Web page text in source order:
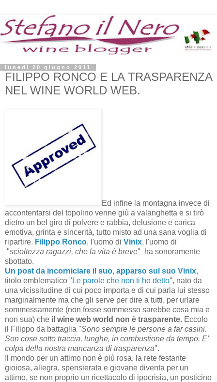
lunedì 20 giugno 2011
FILIPPO RONCO E LA TRASPARENZA
NEL WINE WORLD WEB.
Ed infine la montagna invece di
accontentarsi del topolino venne giù a valanghetta e si tirò
dietro un bel giro di polvere e rabbia, delusione e carica
emotiva, grinta e sincerità, tutto misto ad una sana voglia di
ripartire. Filippo Ronco, l'uomo di Vinix, l'uomo di
"scioltezza ragazzi, che la vita è breve" ha sonoramente
sbottato.
Un post da incorniciare il suo, apparso sul suo Vinix,
titolo emblematico " Le parole che non ti ho detto", nato da
una vicissitudine di cui poco importa e di cui parla lui stesso
marginalmente ma che gli serve per dire a tutti, per urlare
sommessamente (non fosse sommesso sarebbe cosa mia e
non sua) che il wine web world non è trasparente. Eccolo
il Filippo da battaglia "Sono sempre le persone a far casini.
Son cose sotto traccia, lunghe, in combustione da tempo. E'
colpa della nostra mancanza di trasparenza".
Il mondo per un attimo non è più rosa, la rete festante
gioiosa, allegra, spensierata e giovane diventa per un
attimo, se non proprio un ricettacolo di ipocrisia, un posticino